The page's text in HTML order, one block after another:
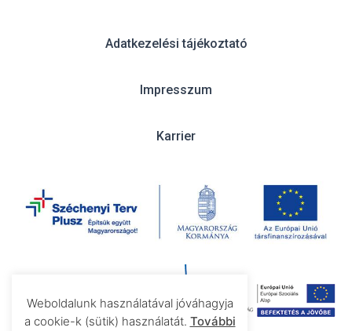
Karrier
Impresszum
Adatkezelési tájékoztató
Weboldalunk használatával jóváhagyja
a cookie-k (sütik) használatát. További